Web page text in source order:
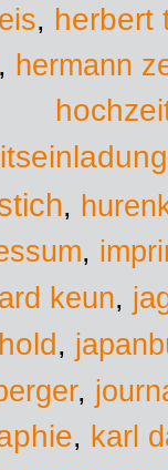
, herbert
hermann
,
,
keun,
,
,
, karl